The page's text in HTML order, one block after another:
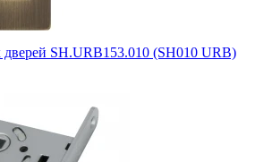
SH.URB153.010 (SH010 URB)